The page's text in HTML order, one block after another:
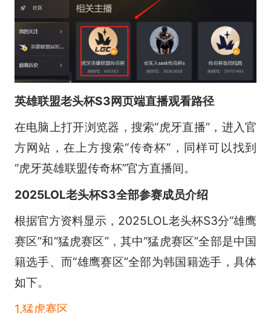
英雄联盟老头杯S3网页端直播观看路径
在电脑上打开浏览器，搜索“虎牙直播”，进入官
方网站，在上方搜索“传奇杯”，同样可以找到
“虎牙英雄联盟传奇杯”官方直播间。
2025LOL老头杯S3全部参赛成员介绍
根据官方资料显示，2025LOL老头杯S3分“雄鹰
赛区”和“猛虎赛区”，其中“猛虎赛区”全部是中国
籍选手、而“雄鹰赛区”全部为韩国籍选手，具体
如下。
1.猛虎赛区